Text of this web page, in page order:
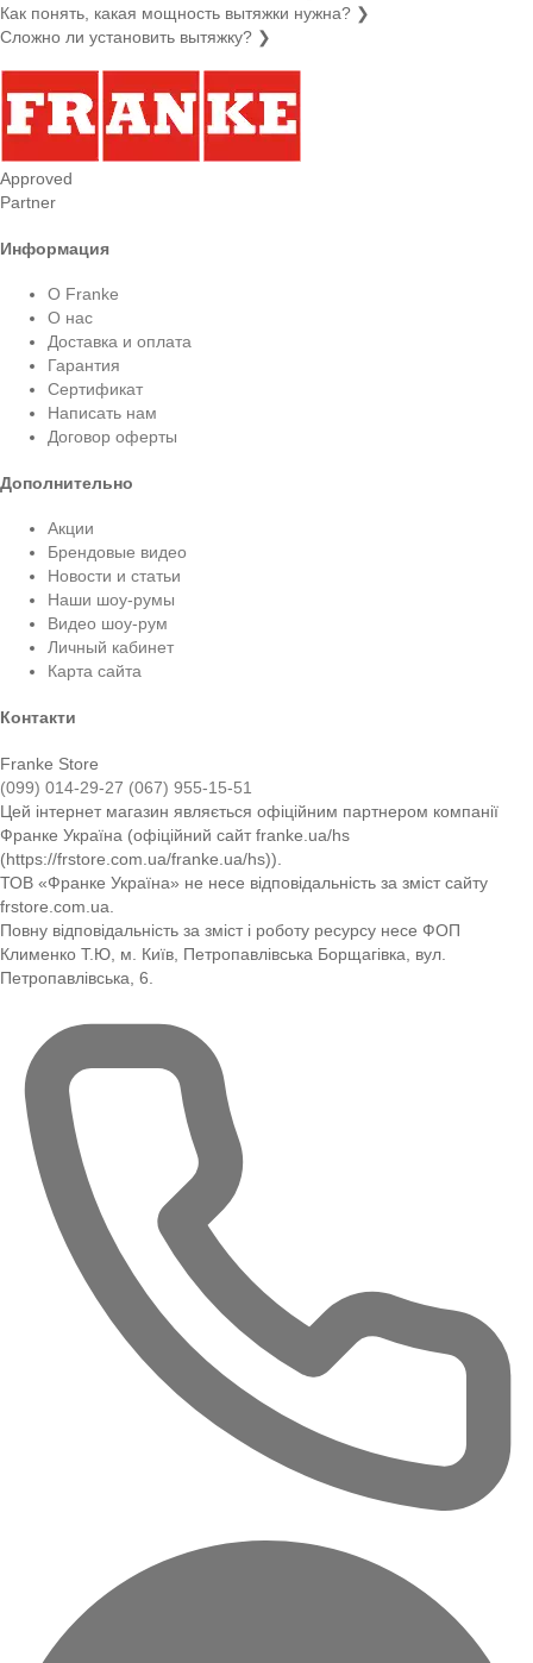
Как понять, какая мощность вытяжки нужна? ❯
Сложно ли установить вытяжку? ❯
Approved
Partner
Информация
О Franke
О нас
Доставка и оплата
Гарантия
Сертификат
Написать нам
Договор оферты
Дополнительно
Акции
Брендовые видео
Новости и статьи
Наши шоу-румы
Видео шоу-рум
Личный кабинет
Карта сайта
Контакти
Franke Store
(099) 014-29-27 (067) 955-15-51
Цей інтернет магазин являється офіційним партнером компанії
Франке Україна (офіційний сайт franke.ua/hs
(https://frstore.com.ua/franke.ua/hs)).
ТОВ «Франке Україна» не несе відповідальність за зміст сайту
frstore.com.ua.
Повну відповідальність за зміст і роботу ресурсу несе ФОП
Клименко Т.Ю, м. Київ, Петропавлівська Борщагівка, вул.
Петропавлівська, 6.